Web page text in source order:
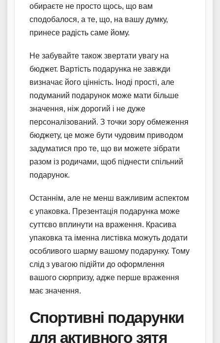
обираєте не просто щось, що вам
сподобалося, а те, що, на вашу думку,
принесе радість саме йому.
Не забувайте також звертати увагу на
бюджет. Вартість подарунка не завжди
визначає його цінність. Іноді прості, але
подуманий подарунок може мати більше
значення, ніж дорогий і не дуже
персоналізований. З точки зору обмеження
бюджету, це може бути чудовим приводом
задуматися про те, що ви можете зібрати
разом із родичами, щоб піднести спільний
подарунок.
Останнім, але не менш важливим аспектом
є упаковка. Презентація подарунка може
суттєво вплинути на враження. Красива
упаковка та іменна листівка можуть додати
особливого шарму вашому подарунку. Тому
слід з увагою підійти до оформлення
вашого сюрпризу, адже перше враження
має значення.
Спортивні подарунки
для активного зятя